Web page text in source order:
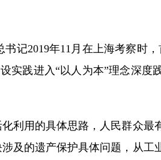
2019年11月在上海考察时
实践进入“以人为本”理念深度
用的具体思路，人民群众最
及的遗产保护具体问题，从工